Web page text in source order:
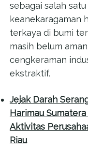
sebagai salah
keanekaragaman
terkaya di bumi
masih belum
cengkeraman
ekstraktif.
Jejak Darah
Harimau
Aktivitas
Riau